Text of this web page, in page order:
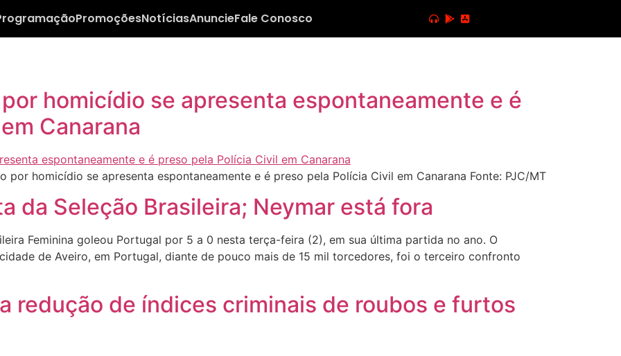
PromoçõesNotíciasAnuncieFale Conosco
homicídio se apresenta espontaneamente e é
Canarana
por homicídio se apresenta espontaneamente e é preso pela Polícia Civil em Canarana Fonte: PJC/MT
da Seleção Brasileira; Neymar está fora
Feminina goleou Portugal por 5 a 0 nesta terça-feira (2), em sua última partida no ano. O
de Aveiro, em Portugal, diante de pouco mais de 15 mil torcedores, foi o terceiro confronto
redução de índices criminais de roubos e furtos